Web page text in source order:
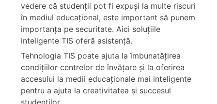
vedere că studenţii pot fi expuşi la multe riscuri
în mediul educaţional, este important să punem
importanța pe securitate. Aici soluţiile
inteligente TIS oferă asistenţă.
Tehnologia TIS poate ajuta la îmbunatăţirea
condiţiilor centrelor de învăţare şi la oferirea
accesului la medii educaţionale mai inteligente
pentru a ajuta la creativitatea şi succesul
studenţilor.